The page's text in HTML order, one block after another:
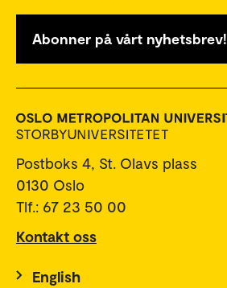
Abonner på vårt nyhetsbrev!
Postboks 4, St. Olavs plass
0130 Oslo
Tlf.: 67 23 50 00
Kontakt oss
English